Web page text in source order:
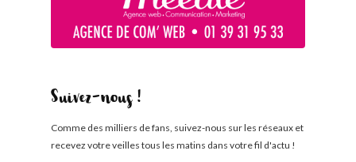
Suivez-nous !
Comme des milliers de fans, suivez-nous sur les réseaux et
recevez votre veilles tous les matins dans votre fil d'actu !